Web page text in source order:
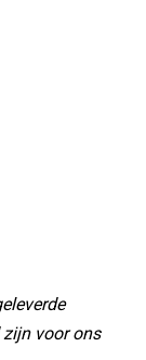
zijn voor ons